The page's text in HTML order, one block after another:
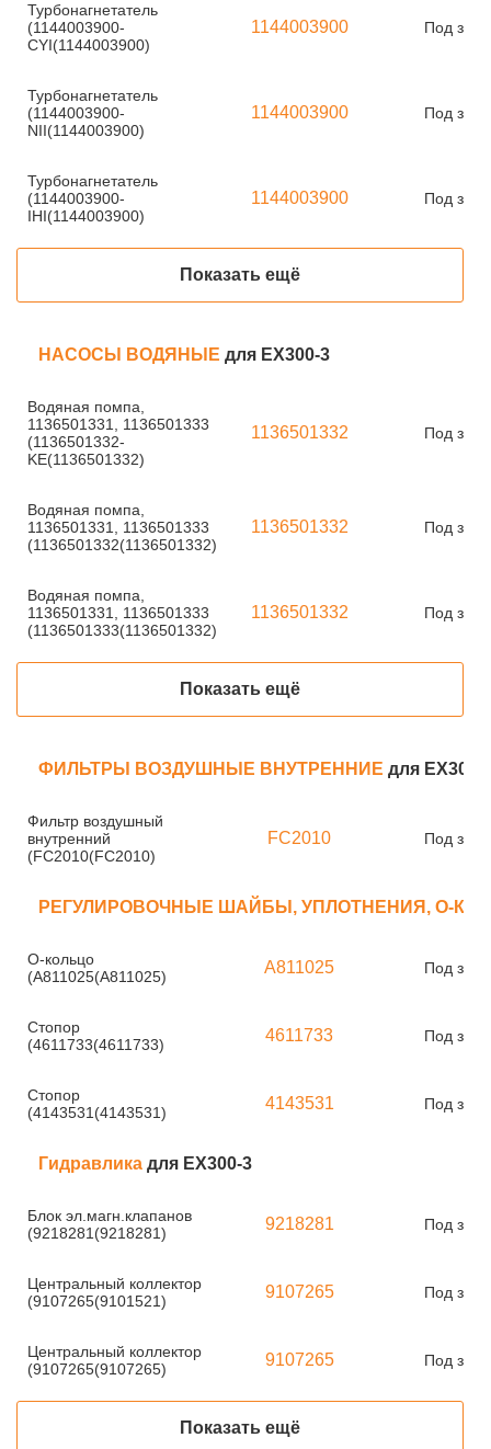
Турбонагнетатель
(1144003900-
CYI(1144003900)
1144003900 Под
Турбонагнетатель
(1144003900-
NII(1144003900)
1144003900 Под
Турбонагнетатель
(1144003900-
IHI(1144003900)
1144003900 Под
Показать ещё
НАСОСЫ ВОДЯНЫЕ для EX300-3
Водяная помпа,
1136501331, 1136501333
(1136501332-
KE(1136501332)
1136501332 Под
Водяная помпа,
1136501331, 1136501333
(1136501332(1136501332)
1136501332 Под
Водяная помпа,
1136501331, 1136501333
(1136501333(1136501332)
1136501332 Под
Показать ещё
ФИЛЬТРЫ ВОЗДУШНЫЕ ВНУТРЕННИЕ для EX300-
Фильтр воздушный
внутренний
(FC2010(FC2010)
FC2010 Под
РЕГУЛИРОВОЧНЫЕ ШАЙБЫ, УПЛОТНЕНИЯ, О-
О-кольцо
(A811025(A811025)
A811025 Под
Стопор
(4611733(4611733)
4611733 Под
Стопор
(4143531(4143531)
4143531 Под
Гидравлика для EX300-3
Блок эл.магн.клапанов
(9218281(9218281)
9218281 Под
Центральный коллектор
(9107265(9101521)
9107265 Под
Центральный коллектор
(9107265(9107265)
9107265 Под
Показать ещё